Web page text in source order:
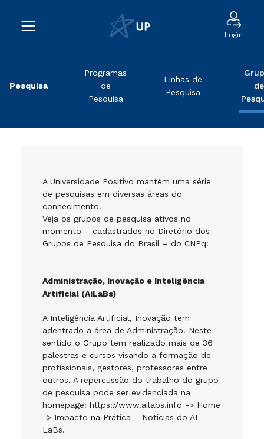
Login
Pesquisa
Programas
de
Pesquisa
Linhas de
Pesquisa
de
A Universidade Positivo mantém uma série
de pesquisas em diversas áreas do
conhecimento.
Veja os grupos de pesquisa ativos no
momento – cadastrados no Diretório dos
Grupos de Pesquisa do Brasil – do CNPq:
Administração, Inovação e Inteligência
Artificial (AiLaBs)
A Inteligência Artificial, Inovação tem
adentrado a área de Administração. Neste
sentido o Grupo tem realizado mais de 36
palestras e cursos visando a formação de
profissionais, gestores, professores entre
outros. A repercussão do trabalho do grupo
de pesquisa pode ser evidenciada na
homepage: https://www.ailabs.info -> Home
-> Impacto na Prática – Notícias do AI-
LaBs.